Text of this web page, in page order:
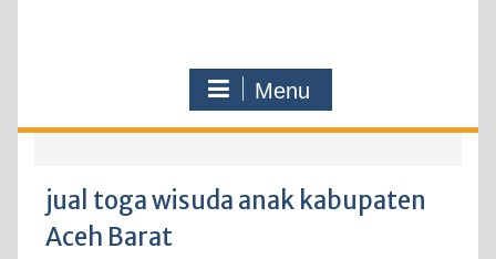
Menu
jual toga wisuda anak kabupaten
Aceh Barat